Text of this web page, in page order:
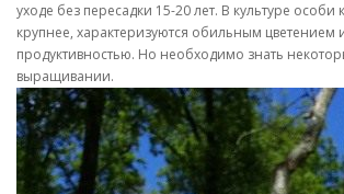
уходе без пересадки 15-20 лет. В культуре особи
крупнее, характеризуются обильным цветением
продуктивностью. Но необходимо знать
выращивании.